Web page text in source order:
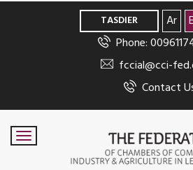
TASDIER Ar
Phone:
fccial@cci-
Contact